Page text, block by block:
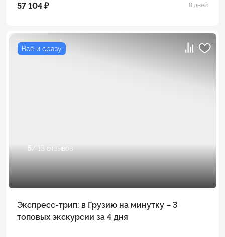
57 104 ₽ 8 дней
Всё и сразу
5/ 13 отзывов
Экспресс-трип: в Грузию на минутку – 3
топовых экскурсии за 4 дня